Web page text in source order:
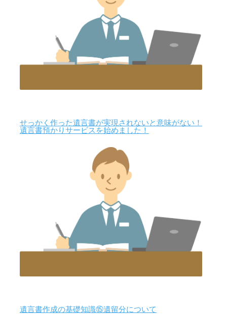
せっかく作った遺言書が実現されないと意味がない！
遺言書預かりサービスを始めました！
遺言書作成の基礎知識⑮遺留分について